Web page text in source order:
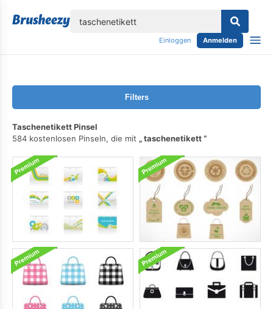
Einloggen Anmelden
Filters
Taschenetikett Pinsel
584 kostenlosen Pinseln, die mit
taschenetikett